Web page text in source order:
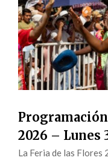
2026 – Lunes
La Feria de las Flores